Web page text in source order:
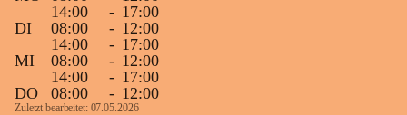
14:00
- 17:00
DI
08:00 - 12:00
14:00
- 17:00
MI
08:00 - 12:00
14:00
- 17:00
DO
08:00 - 12:00
Zuletzt bearbeitet: 07.05.2026